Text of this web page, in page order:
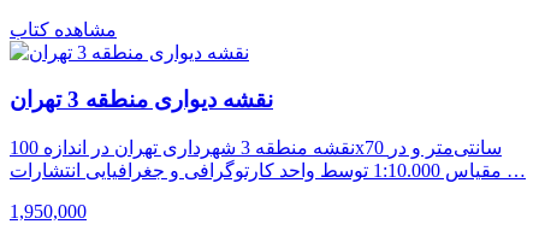
مشاهده کتاب
نقشه دیواری منطقه 3 تهران
نقشه منطقه 3 شهرداری تهران در اندازه 100x70 سانتی‌متر و در
مقیاس 1:10.000 توسط واحد کارتوگرافی و جغرافیایی انتشارات …
1,950,000